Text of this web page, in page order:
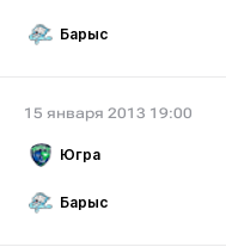
Барыс
15 января 2013 19:00
Югра
Барыс